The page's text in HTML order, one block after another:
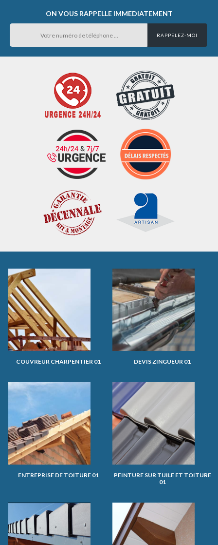
ON VOUS RAPPELLE IMMEDIATEMENT
COUVREUR CHARPENTIER 01 DEVIS ZINGUEUR 01
ENTREPRISE DE TOITURE 01
PEINTURE SUR TUILE ET TOITURE
01